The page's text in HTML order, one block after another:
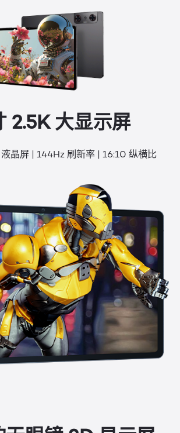
2.5K 大显示屏
晶屏 | 144Hz 刷新率 | 16:10 纵横比